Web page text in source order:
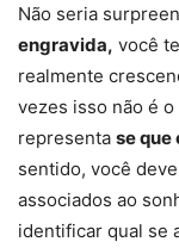
Não seria
engravida, você
realmente
vezes isso não é
representa se que
sentido, você
associados ao
identificar qual se